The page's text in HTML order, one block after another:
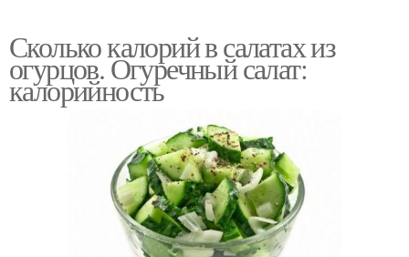
Сколько калорий в салатах из
огурцов. Огуречный салат:
калорийность